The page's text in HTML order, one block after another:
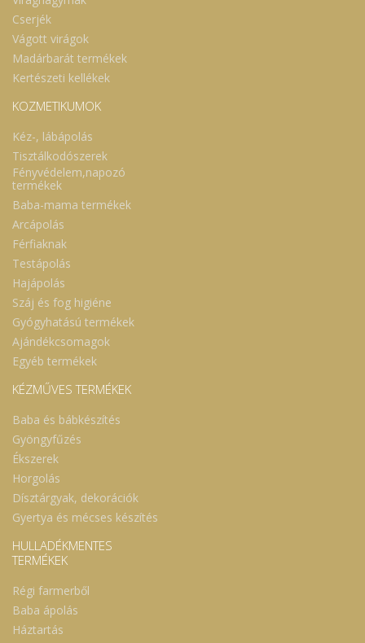
Cserjék
Vágott virágok
Madárbarát termékek
Kertészeti kellékek
KOZMETIKUMOK
Kéz-, lábápolás
Tisztálkodószerek
Fényvédelem,napozó
termékek
Baba-mama termékek
Arcápolás
Férfiaknak
Testápolás
Hajápolás
Száj és fog higiéne
Gyógyhatású termékek
Ajándékcsomagok
Egyéb termékek
KÉZMŰVES TERMÉKEK
Baba és bábkészítés
Gyöngyfűzés
Ékszerek
Horgolás
Dísztárgyak, dekorációk
Gyertya és mécses készítés
HULLADÉKMENTES
TERMÉKEK
Régi farmerből
Baba ápolás
Háztartás